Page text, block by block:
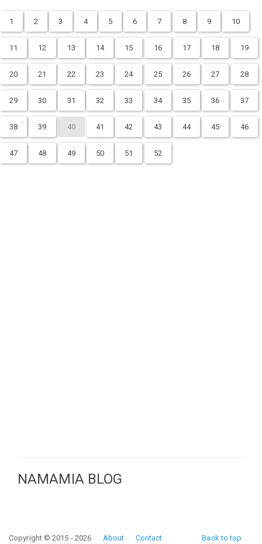
1 2 3 4 5 6 7 8 9 10
11 12 13 14 15 16 17 18 19
20 21 22 23 24 25 26 27 28
29 30 31 32 33 34 35 36 37
38 39 40 41 42 43 44 45 46
47 48 49 50 51 52
NAMAMIA BLOG
Back to top
Copyright © 2015 - 2026 About Contact